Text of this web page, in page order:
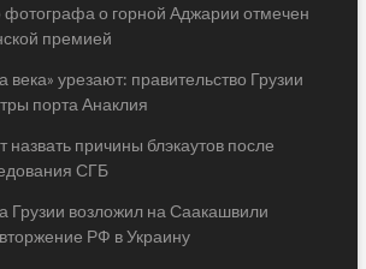
фотографа о горной Аджарии отмечен
премией
урезают: правительство Грузии
порта Анаклия
причины блэкаутов после
СГБ
Грузии возложил на Саакашвили
РФ в Украину